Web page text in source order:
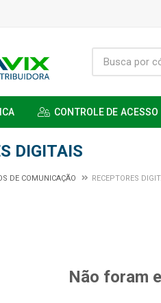
CONTROLE DE ACESSO
DIGITAIS
DE COMUNICAÇÃO RECEPTORES
Não foram